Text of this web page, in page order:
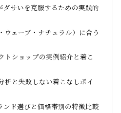
ダサいを克服するための実践的
ウェーブ・ナチュラル）に合う
トショップの実例紹介と着こ
析と失敗しない着こなしポイ
ンド選びと価格帯別の特徴比較